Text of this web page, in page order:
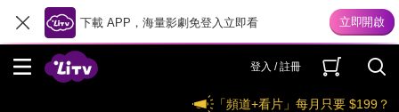
下載 APP，海量影劇免登入立即看
登入 / 註冊
「頻道+看片」每月只要 $199？